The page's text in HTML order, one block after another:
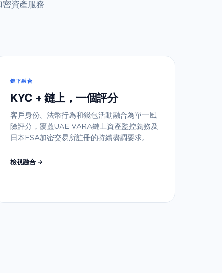
資產服務
鏈下融合
KYC + 鏈上，一個評分
客戶身份、法幣行為和錢包活動融合為單一風
險評分，覆蓋UAE VARA鏈上資產監控義務及
日本FSA加密交易所註冊的持續盡調要求。
檢視融合 →